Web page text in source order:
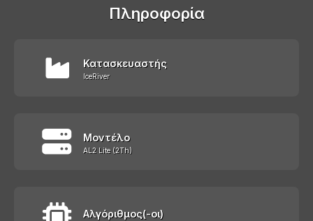
Πληροφορία
Κατασκευαστής
IceRiver
Μοντέλο
AL2 Lite (2Th)
Αλγόριθμος(-οι)